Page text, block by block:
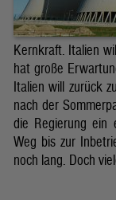
Kernkraft. Italien
hat große
Italien will zurück
nach der
die Regierung ein
Weg bis zur
noch lang. Doch